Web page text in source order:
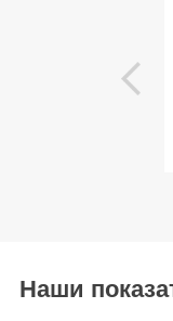
Наши